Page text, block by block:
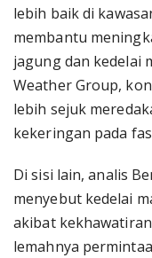
lebih baik di
membantu
jagung dan kedelai
Weather Group,
lebih sejuk
kekeringan pada
Di sisi lain, analis
menyebut kedelai
akibat
lemahnya